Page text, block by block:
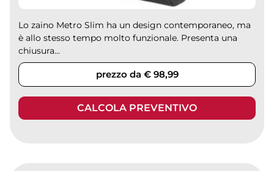
Lo zaino Metro Slim ha un design contemporaneo, ma
è allo stesso tempo molto funzionale. Presenta una
chiusura...
prezzo da € 98,99
CALCOLA PREVENTIVO